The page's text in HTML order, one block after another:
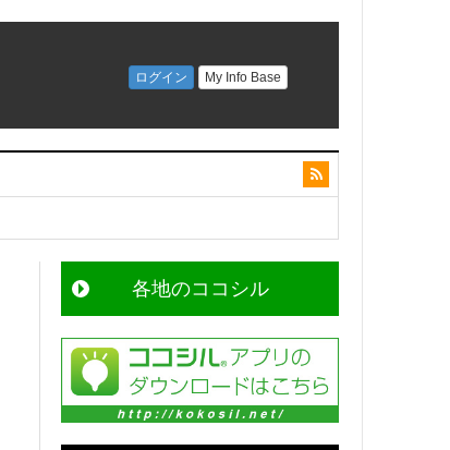
各地のココシル